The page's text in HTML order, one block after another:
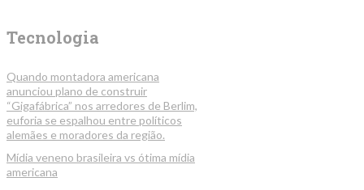
Tecnologia
Quando montadora americana
anunciou plano de construir
“Gigafábrica” nos arredores de Berlim,
euforia se espalhou entre políticos
alemães e moradores da região.
Mídia veneno brasileira vs ótima mídia
americana